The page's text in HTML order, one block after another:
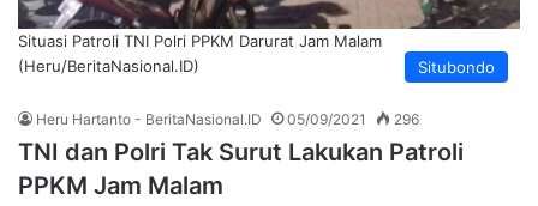
Situbondo
Situasi Patroli TNI Polri PPKM Darurat Jam Malam
(Heru/BeritaNasional.ID)
Heru Hartanto - BeritaNasional.ID 05/09/2021 296
TNI dan Polri Tak Surut Lakukan Patroli
PPKM Jam Malam